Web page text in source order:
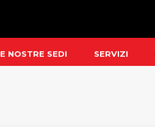
NOSTRE SEDI SERVIZI